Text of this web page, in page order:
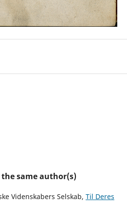
same author(s)
Videnskabers Selskab, Til Deres